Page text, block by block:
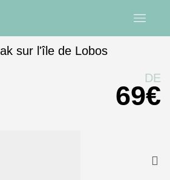
sur l'île de Lobos
DE
69€